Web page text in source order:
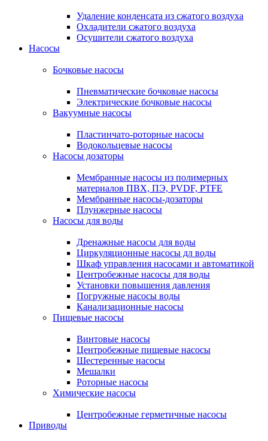
Удаление конденсата из сжатого воздуха
Охладители сжатого воздуха
Осушители сжатого воздуха
Насосы
Бочковые насосы
Пневматические бочковые насосы
Электрические бочковые насосы
Вакуумные насосы
Пластинчато-роторные насосы
Водокольцевые насосы
Насосы дозаторы
Мембранные насосы из полимерных
материалов ПВХ, ПЭ, PVDF, PTFE
Мембранные насосы-дозаторы
Плунжерные насосы
Насосы для воды
Дренажные насосы для воды
Циркуляционные насосы дл воды
Шкаф управления насосами и автоматикой
Центробежные насосы для воды
Установки повышения давления
Погружные насосы воды
Канализационные насосы
Пищевые насосы
Винтовые насосы
Центробежные пищевые насосы
Шестеренные насосы
Мешалки
Роторные насосы
Химические насосы
Центробежные герметичные насосы
Приводы